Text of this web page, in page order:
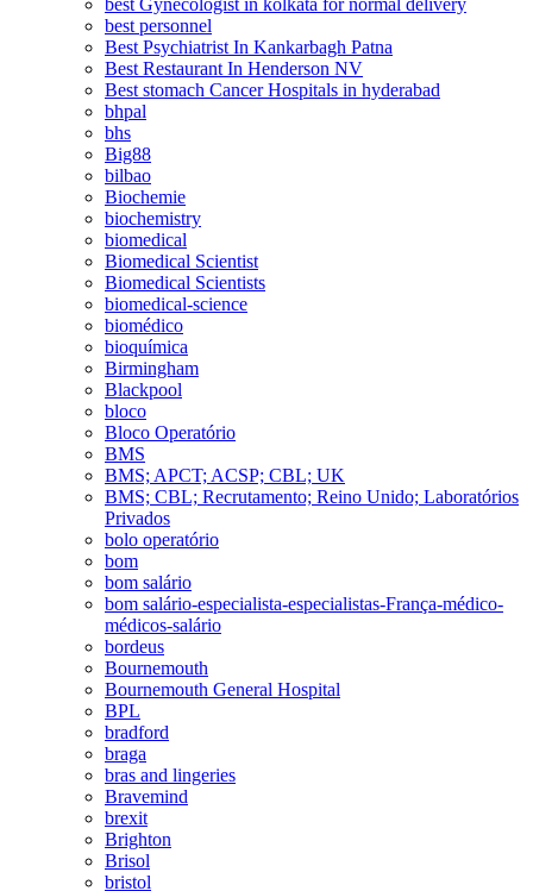
best personnel
Best Psychiatrist In Kankarbagh Patna
Best Restaurant In Henderson NV
Best stomach Cancer Hospitals in hyderabad
bhpal
bhs
Big88
bilbao
Biochemie
biochemistry
biomedical
Biomedical Scientist
Biomedical Scientists
biomedical-science
biomédico
bioquímica
Birmingham
Blackpool
bloco
Bloco Operatório
BMS
BMS; APCT; ACSP; CBL; UK
BMS; CBL; Recrutamento; Reino Unido; Laboratórios
Privados
bolo operatório
bom
bom salário
bom salário-especialista-especialistas-França-médico-
médicos-salário
bordeus
Bournemouth
Bournemouth General Hospital
BPL
bradford
braga
bras and lingeries
Bravemind
brexit
Brighton
Brisol
bristol